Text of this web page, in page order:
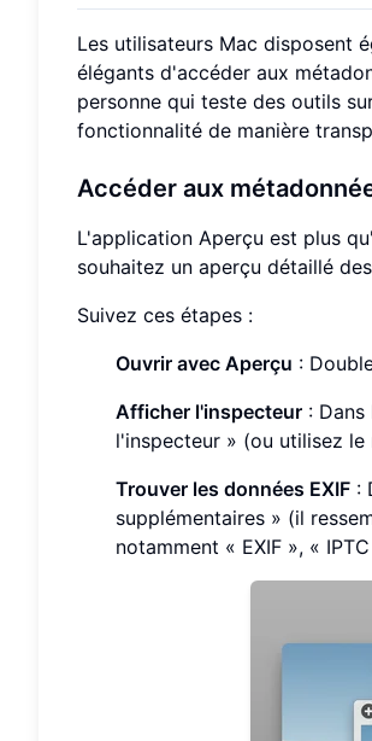
Les utilisateurs Mac disposent
élégants d'accéder aux
personne qui teste des outils
fonctionnalité de manière
Accéder aux
L'application Aperçu est plus
souhaitez un aperçu détaillé
Suivez ces étapes :
Ouvrir avec Aperçu :
Afficher l'inspecteur :
l'inspecteur » (ou utilisez le
Trouver les données EXIF :
supplémentaires » (il
notamment « EXIF », «